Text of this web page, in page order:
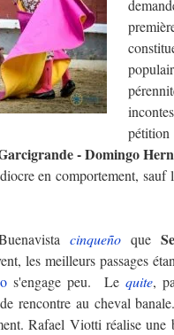
pétition
- Domingo
en comportement,
cinqueño que
les meilleurs passages
s'engage peu. Le quite,
rencontre au cheval banale.
Rafael Viotti réalise une